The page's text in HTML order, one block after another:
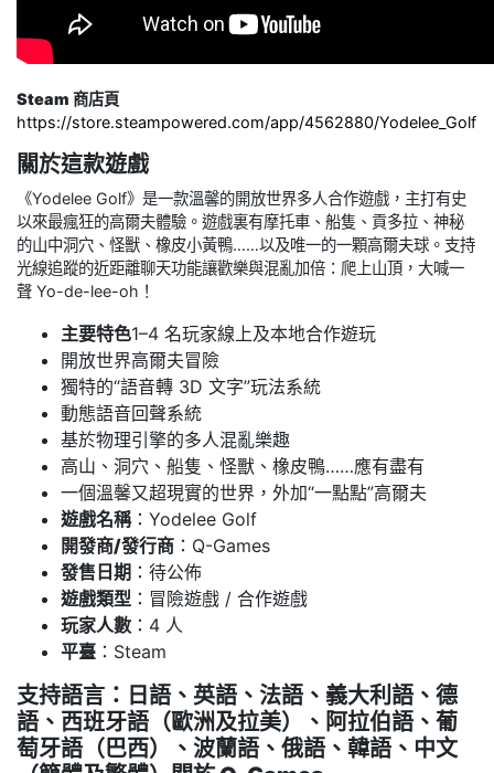
Steam 商店頁
https://store.steampowered.com/app/4562880/Yodelee_Golf
關於這款遊戲
《Yodelee Golf》是一款溫馨的開放世界多人合作遊戲，主打有史
以來最瘋狂的高爾夫體驗。遊戲裏有摩托車、船隻、貢多拉、神秘
的山中洞穴、怪獸、橡皮小黃鴨……以及唯一的一顆高爾夫球。支持
光線追蹤的近距離聊天功能讓歡樂與混亂加倍：爬上山頂，大喊一
聲 Yo-de-lee-oh！
主要特色1–4 名玩家線上及本地合作遊玩
開放世界高爾夫冒險
獨特的“語音轉 3D 文字”玩法系統
動態語音回聲系統
基於物理引擎的多人混亂樂趣
高山、洞穴、船隻、怪獸、橡皮鴨……應有盡有
一個溫馨又超現實的世界，外加“一點點”高爾夫
遊戲名稱：Yodelee Golf
開發商/發行商 ：Q-Games
發售日期 ：待公佈
遊戲類型 ：冒險遊戲 / 合作遊戲
玩家人數 ：4 人
平臺 ：Steam
支持語言 ：日語、英語、法語、義大利語、德
語、西班牙語（歐洲及拉美）、阿拉伯語、葡
萄牙語（巴西）、波蘭語、俄語、韓語、中文